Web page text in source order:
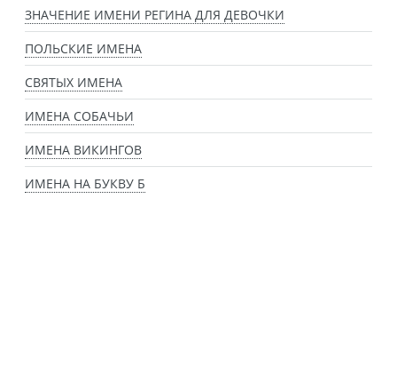
ЗНАЧЕНИЕ ИМЕНИ РЕГИНА ДЛЯ ДЕВОЧКИ
ПОЛЬСКИЕ ИМЕНА
СВЯТЫХ ИМЕНА
ИМЕНА СОБАЧЬИ
ИМЕНА ВИКИНГОВ
ИМЕНА НА БУКВУ Б